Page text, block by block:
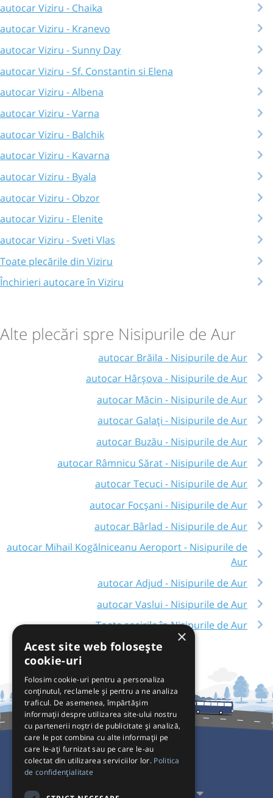
autocar Viziru - Chaika
autocar Viziru - Kranevo
autocar Viziru - Sunny Day
autocar Viziru - Sf. Constantin si Elena
autocar Viziru - Albena
autocar Viziru - Varna
autocar Viziru - Balchik
autocar Viziru - Kavarna
autocar Viziru - Byala
autocar Viziru - Obzor
autocar Viziru - Elenite
autocar Viziru - Sveti Vlas
Toate plecările din Viziru
Închirieri autocare în Viziru
Alte plecări spre Nisipurile de Aur
autocar Brăila - Nisipurile de Aur
autocar Hârșova - Nisipurile de Aur
autocar Măcin - Nisipurile de Aur
autocar Galați - Nisipurile de Aur
autocar Buzău - Nisipurile de Aur
autocar Râmnicu Sărat - Nisipurile de Aur
autocar Tecuci - Nisipurile de Aur
autocar Focșani - Nisipurile de Aur
autocar Bârlad - Nisipurile de Aur
autocar Mihail Kogălniceanu Aeroport - Nisipurile de
Aur
autocar Adjud - Nisipurile de Aur
autocar Vaslui - Nisipurile de Aur
Toate sosirile în Nisipurile de Aur
Pentru Călători
Pentru Transportatori
×
Acest site web folosește
cookie-uri
Folosim cookie-uri pentru a personaliza
conținutul, reclamele și pentru a ne analiza
traficul. De asemenea, împărtășim
informații despre utilizarea site-ului nostru
cu partenerii noștri de publicitate și analiză,
care le pot combina cu alte informații pe
care le-ați furnizat sau pe care le-au
colectat din utilizarea serviciilor lor. Politica
de confidențialitate